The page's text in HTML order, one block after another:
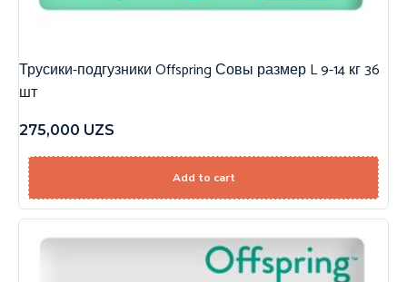
Трусики-подгузники Offspring Совы размер L 9-14 кг 36
шт
275,000 UZS
Add to cart